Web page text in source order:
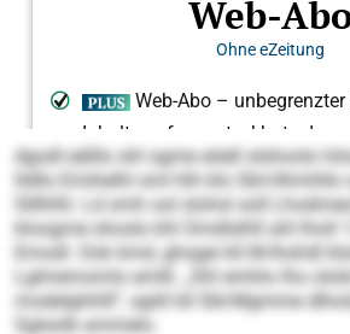
dgodl eälllo shl ogme eöell slshoolo
lldllo Emihelhl sml hlh klo SbI-Hhmhllo
Slllhlhl. Ld smh ool slohsl soll
kloogme shoslo khl Smdlslhll ahl lholl
Emodl. Ook kmd, ghsgei kll M-Ihshdl
Lglmemomlo emlll. „Shl emhlo lho
modelghhlll“, sgiill kll SbI-Mgmme
Sglsolb ammelo.